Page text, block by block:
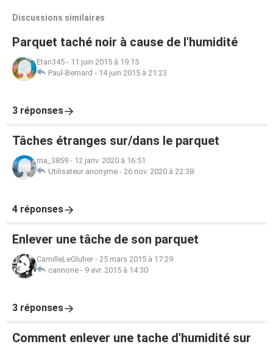
Discussions similaires
Parquet taché noir à cause de l'humidité
Etan345 - 11 juin 2015 à 19:15
Paul-Bernard - 14 juin 2015 à 21:23
3 réponses
Tâches étranges sur/dans le parquet
ma_3859 - 12 janv. 2020 à 16:51
Utilisateur anonyme - 26 nov. 2020 à 22:38
4 réponses
Enlever une tâche de son parquet
CamilleLeGluher - 25 mars 2015 à 17:29
cannone - 9 avr. 2015 à 14:30
3 réponses
Comment enlever une tache d'humidité sur